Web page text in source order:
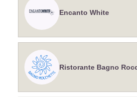
Encanto White
Ristorante Bagno